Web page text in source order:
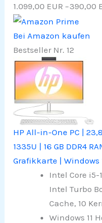
1.099,00 EUR −390,00
Bei Amazon kaufen
Bestseller Nr. 12
HP All-in-One PC |
1335U | 16 GB DDR4
Grafikkarte | Windows
Intel Core i5-
Intel Turbo
Cache, 10
Windows 11